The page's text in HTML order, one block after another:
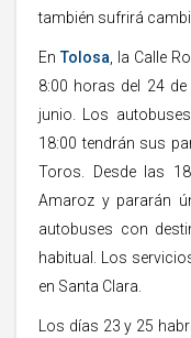
también sufrirá
EnTolosa , la Calle
8:00 horas del 24
junio. Los
18:00 tendrán sus
Toros. Desde las
Amaroz y pararán
autobuses con
habitual. Los
en Santa Clara.
Los días 23 y 25